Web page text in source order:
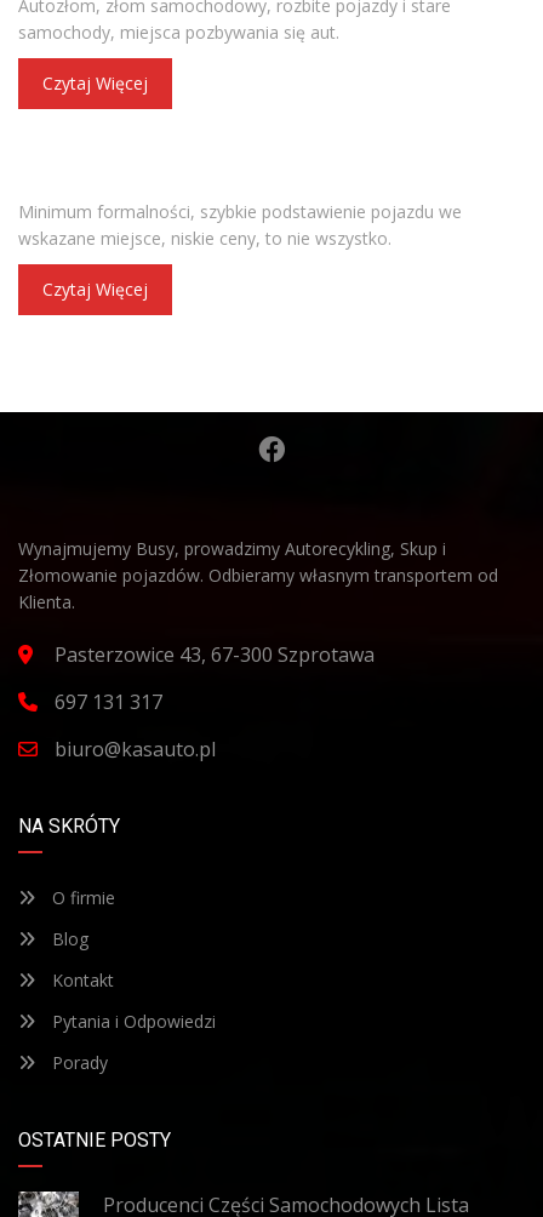
Autozłom, złom samochodowy, rozbite pojazdy i stare
samochody, miejsca pozbywania się aut.
Czytaj Więcej
Minimum formalności, szybkie podstawienie pojazdu we
wskazane miejsce, niskie ceny, to nie wszystko.
Czytaj Więcej
Wynajmujemy Busy, prowadzimy Autorecykling, Skup i
Złomowanie pojazdów. Odbieramy własnym transportem od
Klienta.
Pasterzowice 43, 67-300 Szprotawa
697 131 317
biuro@kasauto.pl
NA SKRÓTY
O firmie
Blog
Kontakt
Pytania i Odpowiedzi
Porady
OSTATNIE POSTY
Producenci Części Samochodowych Lista